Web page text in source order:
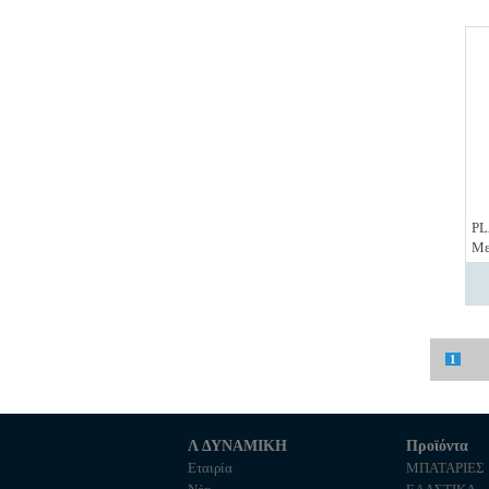
Με
1
Λ ΔΥΝΑΜΙΚΗ
Εταιρία
Προϊόντα
ΜΠΑΤΑΡΙΕΣ